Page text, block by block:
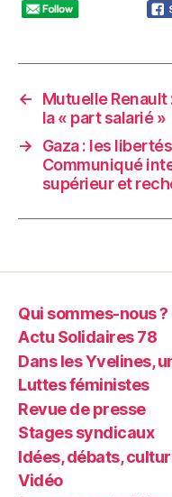
←
Mutuelle Renault
la « part salarié »
→
Gaza : les
Communiqué
supérieur et
Qui sommes-nous ?
Actu Solidaires 78
Dans les Yvelines,
Luttes féministes
Revue de presse
Stages syndicaux
Idées, débats,
Vidéo